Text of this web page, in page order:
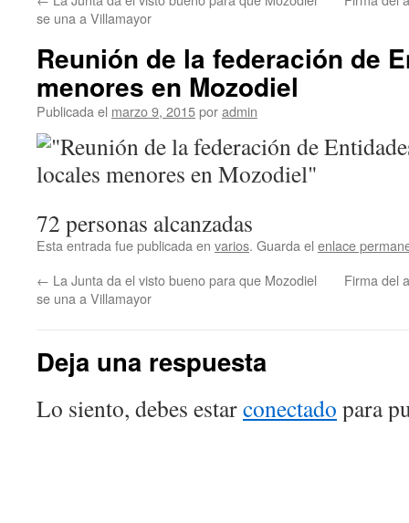
se una a Villamayor
Reunión de la federación de
menores en Mozodiel
Publicada el marzo 9, 2015poradmin
72 personas alcanzadas
Esta entrada fue publicada en varios. Guarda el enlace
← La Junta da el visto bueno para que Mozodiel
se una a Villamayor
Firma del
Deja una respuesta
Lo siento, debes estarconectado para